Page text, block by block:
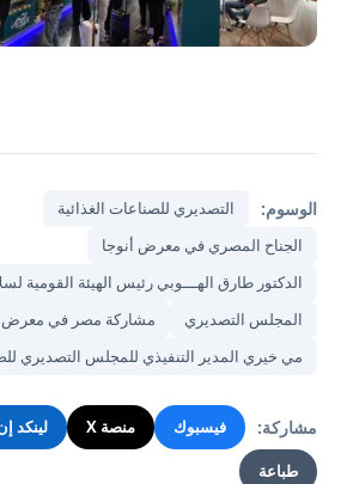
الوسوم:
التصديري للصناعات الغذائية
الجناح المصري في معرض أنوجا
الدكتور طارق الهـــوبي رئيس الهيئة القومية
المجلس التصديري
مشاركة مصر في معرض
مي خيري المدير التنفيذي للمجلس التصديري
مشاركة: فيسبوك منصة X لينكد
طباعة